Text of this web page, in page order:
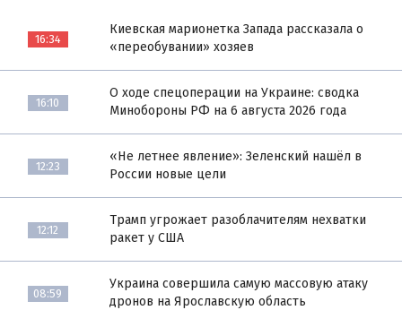
16:34
Киевская марионетка Запада рассказала о
«переобувании» хозяев
16:10
О ходе спецоперации на Украине: сводка
Минобороны РФ на 6 августа 2026 года
12:23
«Не летнее явление»: Зеленский нашёл в
России новые цели
12:12
Трамп угрожает разоблачителям нехватки
ракет у США
08:59
Украина совершила самую массовую атаку
дронов на Ярославскую область